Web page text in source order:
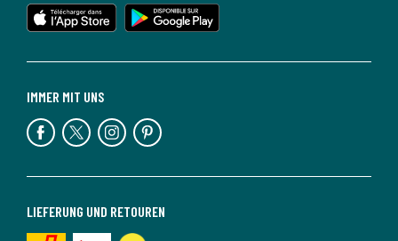
LIEFERUNG UND RETOUREN
IMMER MIT UNS